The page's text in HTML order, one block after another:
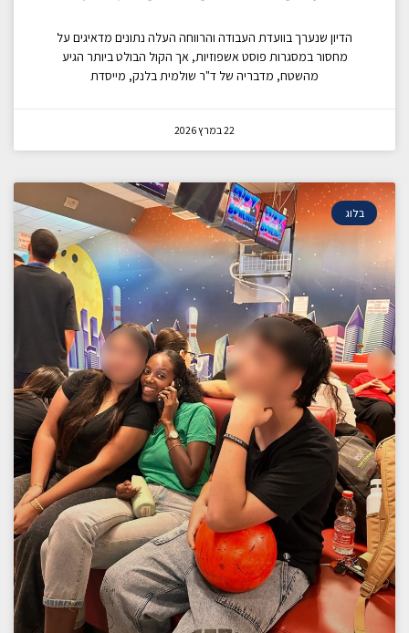
הדיון שנערך בוועדת העבודה והרווחה העלה נתונים מדאיגים על
מחסור במסגרות פוסט אשפוזיות, אך הקול הבולט ביותר הגיע
מהשטח, מדבריה של ד"ר שולמית בלנק, מייסדת
22 במרץ 2026
בלוג